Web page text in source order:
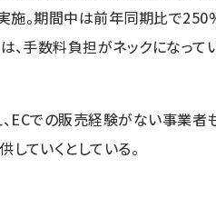
施。期間中は前年同期比で
、手数料負担がネックになって
ECでの販売経験がない事業者
ていくとしている。